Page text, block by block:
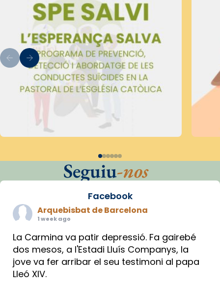
Seguiu-nos
Facebook
Arquebisbat de Barcelona
1 week ago
La Carmina va patir depressió. Fa gairebé
dos mesos, a l'Estadi Lluís Companys, la
jove va fer arribar el seu testimoni al papa
Lleó XIV.